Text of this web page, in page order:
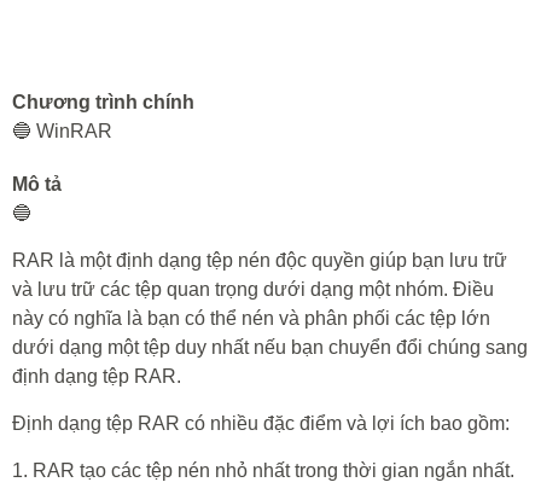
Chương trình chính
🔵 WinRAR
Mô tả
🔵
RAR là một định dạng tệp nén độc quyền giúp bạn lưu trữ
và lưu trữ các tệp quan trọng dưới dạng một nhóm. Điều
này có nghĩa là bạn có thể nén và phân phối các tệp lớn
dưới dạng một tệp duy nhất nếu bạn chuyển đổi chúng sang
định dạng tệp RAR.
Định dạng tệp RAR có nhiều đặc điểm và lợi ích bao gồm:
1. RAR tạo các tệp nén nhỏ nhất trong thời gian ngắn nhất.